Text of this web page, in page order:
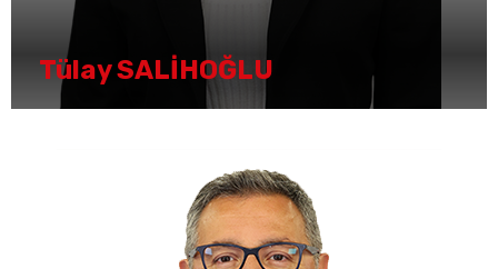
Tülay SALİHOĞLU